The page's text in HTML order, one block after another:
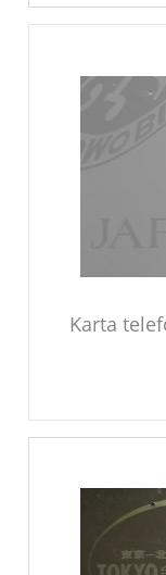
Karta